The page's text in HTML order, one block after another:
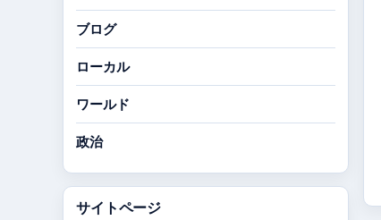
ブログ
ローカル
ワールド
政治
サイトページ